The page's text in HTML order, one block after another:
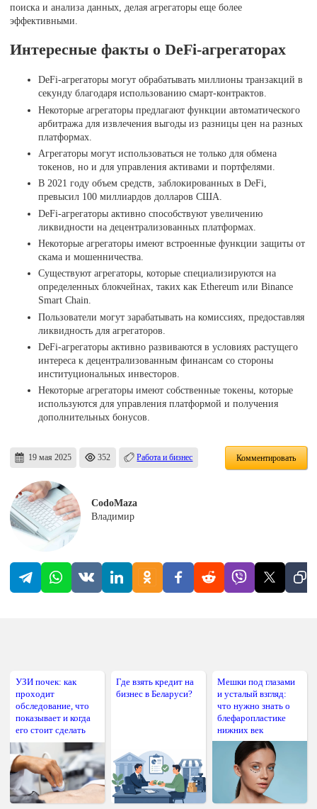
поиска и анализа данных, делая агрегаторы еще более
эффективными.
Интересные факты о DeFi-агрегаторах
DeFi-агрегаторы могут обрабатывать миллионы транзакций в
секунду благодаря использованию смарт-контрактов.
Некоторые агрегаторы предлагают функции автоматического
арбитража для извлечения выгоды из разницы цен на разных
платформах.
Агрегаторы могут использоваться не только для обмена
токенов, но и для управления активами и портфелями.
В 2021 году объем средств, заблокированных в DeFi,
превысил 100 миллиардов долларов США.
DeFi-агрегаторы активно способствуют увеличению
ликвидности на децентрализованных платформах.
Некоторые агрегаторы имеют встроенные функции защиты от
скама и мошенничества.
Существуют агрегаторы, которые специализируются на
определенных блокчейнах, таких как Ethereum или Binance
Smart Chain.
Пользователи могут зарабатывать на комиссиях, предоставляя
ликвидность для агрегаторов.
DeFi-агрегаторы активно развиваются в условиях растущего
интереса к децентрализованным финансам со стороны
институциональных инвесторов.
Некоторые агрегаторы имеют собственные токены, которые
используются для управления платформой и получения
дополнительных бонусов.
19 мая 2025 352 Работа и бизнес Комментировать
CodoMaza
Владимир
УЗИ почек: как
проходит
обследование, что
показывает и когда
его стоит сделать
Где взять кредит на
бизнес в Беларуси?
Мешки под глазами
и усталый взгляд:
что нужно знать о
блефаропластике
нижних век